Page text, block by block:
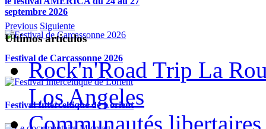
septembre 2026
Festival de Carcassonne 2026
Festival Interceltique de Lorient
Previous Siguiente
Ultimos articulos
Rock'n'Road Trip La
Los Angeles
Communautés libertaires